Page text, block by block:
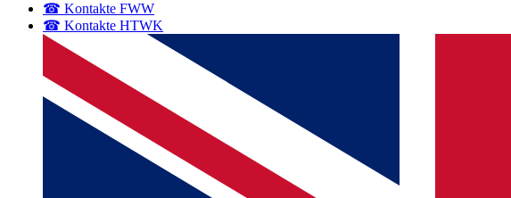
☎ Kontakte FWW
☎ Kontakte HTWK